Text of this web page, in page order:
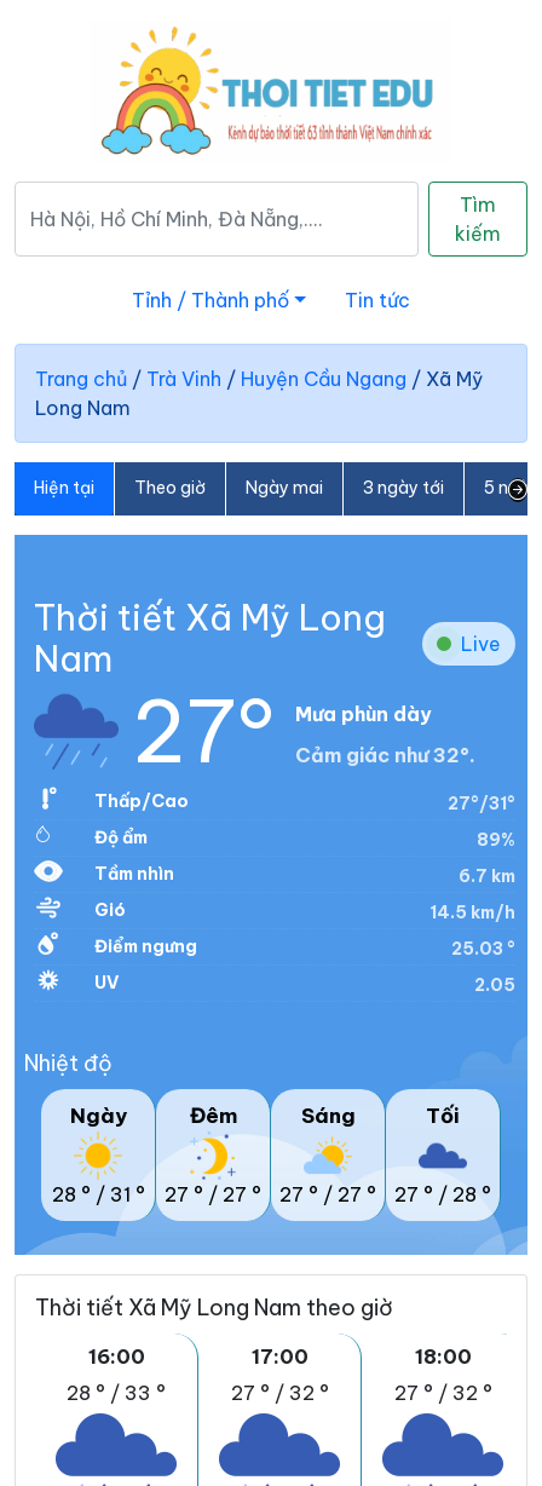
Tìm
kiếm
Tỉnh / Thành phố Tin tức
Trang chủ / Trà Vinh / Huyện Cầu Ngang / Xã Mỹ
Long Nam
Hiện tại Theo giờ Ngày mai 3 ngày tới 5
Thời tiết Xã Mỹ Long
Nam
Live
27°
Mưa phùn dày
Cảm giác như 32°.
Thấp/Cao
27°/31°
Độ ẩm
89%
Tầm nhìn
6.7 km
Gió
14.5 km/h
Điểm ngưng
25.03 °
UV
2.05
Nhiệt độ
Ngày
28 ° / 31 °
Đêm
27 ° / 27 °
Sáng
27 ° / 27 °
Tối
27 ° / 28 °
Thời tiết Xã Mỹ Long Nam theo giờ
16:00
28 ° / 33 °
17:00
27 ° / 32 °
18:00
27 ° / 32 °